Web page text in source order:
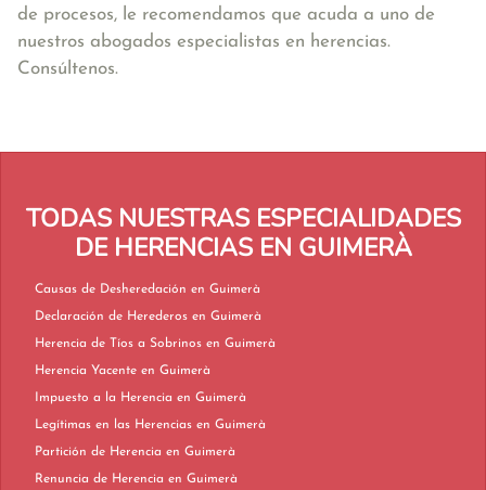
de procesos, le recomendamos que acuda a uno de
nuestros abogados especialistas en herencias.
Consúltenos.
TODAS NUESTRAS ESPECIALIDADES
DE HERENCIAS EN GUIMERÀ
Causas de Desheredación en Guimerà
Declaración de Herederos en Guimerà
Herencia de Tíos a Sobrinos en Guimerà
Herencia Yacente en Guimerà
Impuesto a la Herencia en Guimerà
Legítimas en las Herencias en Guimerà
Partición de Herencia en Guimerà
Renuncia de Herencia en Guimerà